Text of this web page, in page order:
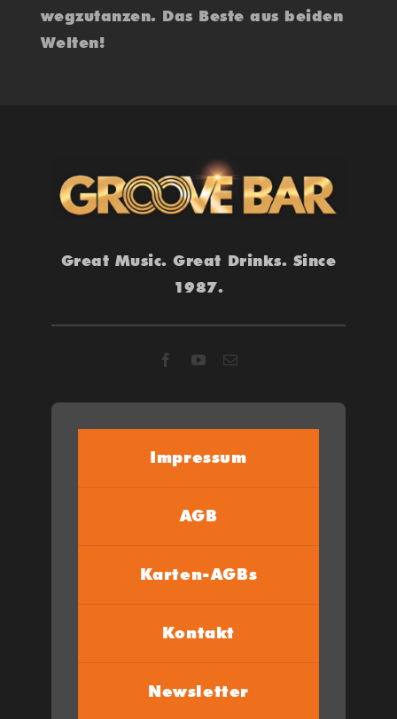
wegzutanzen. Das Beste aus beiden
Welten!
Great Music. Great Drinks. Since
1987.
Impressum
AGB
Karten-AGBs
Kontakt
Newsletter